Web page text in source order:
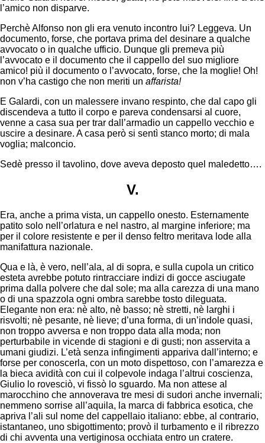
l’amico non disparve.
Perchè Alfonso non gli era venuto incontro lui? Leggeva. Un
documento, forse, che portava prima del desinare a qualche
avvocato o in qualche ufficio. Dunque gli premeva più
l’avvocato e il documento che il cappello del suo migliore
amico! più il documento o l’avvocato, forse, che la moglie! Oh!
non v’ha castigo che non meriti un affarista!
E Galardi, con un malessere invano respinto, che dal capo gli
discendeva a tutto il corpo e pareva condensarsi al cuore,
venne a casa sua per trar dall’armadio un cappello vecchio e
uscire a desinare. A casa però si sentì stanco morto; di mala
voglia; malconcio.
Sedè presso il tavolino, dove aveva deposto quel maledetto….
V.
Era, anche a prima vista, un cappello onesto. Esternamente
patito solo nell’orlatura e nel nastro, al margine inferiore; ma
per il colore resistente e per il denso feltro meritava lode alla
manifattura nazionale.
Qua e là, è vero, nell’ala, al di sopra, e sulla cupola un critico
esteta avrebbe potuto rintracciare indizi di gocce asciugate
prima dalla polvere che dal sole; ma alla carezza di una mano
o di una spazzola ogni ombra sarebbe tosto dileguata.
Elegante non era: nè alto, nè basso; nè stretti, nè larghi i
risvolti; nè pesante, nè lieve; d’una forma, di un’indole quasi,
non troppo avversa e non troppo data alla moda; non
perturbabile in vicende di stagioni e di gusti; non asservita a
umani giudizi. L’età senza infingimenti appariva dall’interno; e
forse per conoscerla, con un moto dispettoso, con l’amarezza e
la bieca avidità con cui il colpevole indaga l’altrui coscienza,
Giulio lo rovesciò, vi fissò lo sguardo. Ma non attese al
marocchino che annoverava tre mesi di sudori anche invernali;
nemmeno sorrise all’aquila, la marca di fabbrica esotica, che
apriva l’ali sul nome del cappellaio italiano: ebbe, al contrario,
istantaneo, uno sbigottimento; provò il turbamento e il ribrezzo
di chi avventa una vertiginosa occhiata entro un cratere.